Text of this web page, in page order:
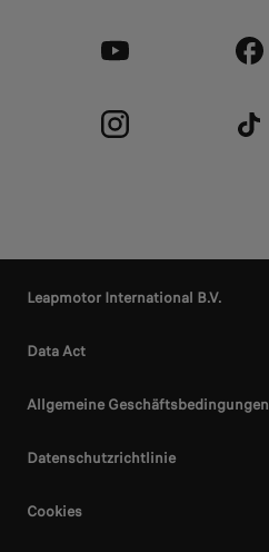
Leapmotor International B.V.
Data Act
Allgemeine Geschäftsbedingungen
Datenschutzrichtlinie
Cookies